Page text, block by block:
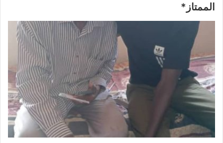
الممتاز*